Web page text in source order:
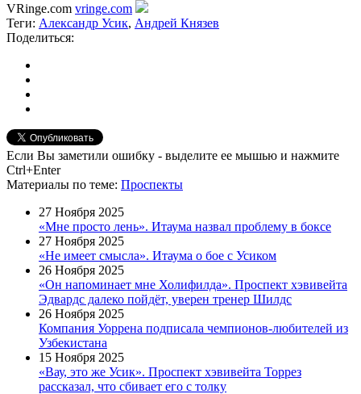
VRinge.com vringe.com
Теги: Александр Усик, Андрей Князев
Поделиться:
Если Вы заметили ошибку - выделите ее мышью и нажмите
Ctrl+Enter
Материалы по теме: Проспекты
27 Ноября 2025
«Мне просто лень». Итаума назвал проблему в боксе
27 Ноября 2025
«Не имеет смысла». Итаума о бое с Усиком
26 Ноября 2025
«Он напоминает мне Холифилда». Проспект хэвивейта
Эдвардс далеко пойдёт, уверен тренер Шилдс
26 Ноября 2025
Компания Уоррена подписала чемпионов-любителей из
Узбекистана
15 Ноября 2025
«Вау, это же Усик». Проспект хэвивейта Торрез
рассказал, что сбивает его с толку